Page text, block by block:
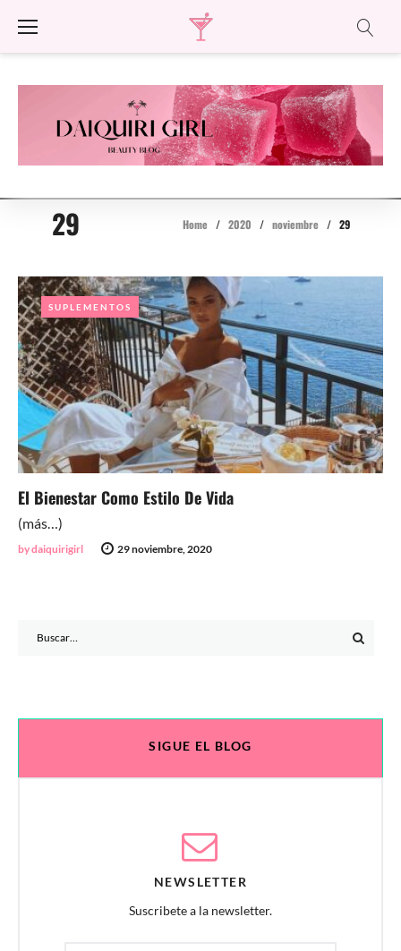
29 Home / 2020 / noviembre / 29
Día:
29
De
Noviembre
De
2020
SUPLEMENTOS
El Bienestar Como Estilo De Vida
(más…)
29 noviembre, 2020
by daiquirigirl
SUPLEMENTOS
SIGUE EL BLOG
NEWSLETTER
Suscribete a la newsletter.